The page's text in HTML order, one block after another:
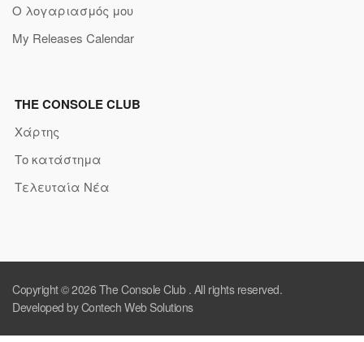
Ο λογαριασμός μου
My Releases Calendar
THE CONSOLE CLUB
Χάρτης
Το κατάστημα
Τελευταία Νέα
Copyright © 2026 The Console Club. All rights reserved.
Developed by Contech Web Solutions